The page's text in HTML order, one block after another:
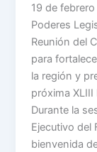
19 de
Poderes
Reunión del
para
la región y
próxima
Durante la
Ejecutivo del
bienvenida